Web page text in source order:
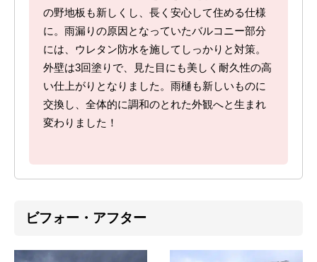
の野地板も新しくし、長く安心して住める仕様
に。雨漏りの原因となっていたバルコニー部分
には、ウレタン防水を施してしっかりと対策。
外壁は3回塗りで、見た目にも美しく耐久性の高
い仕上がりとなりました。雨樋も新しいものに
交換し、全体的に調和のとれた外観へと生まれ
変わりました！
ビフォー・アフター